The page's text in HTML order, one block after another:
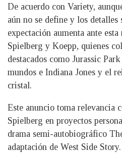
De acuerdo con Variety,
aún no se define y los
expectación aumenta ante
Spielberg y Koepp, quienes
destacados como Jurassic
mundos e Indiana Jones y el
cristal.
Este anuncio toma relevancia
Spielberg en proyectos
drama semi-autobiográfico
adaptación de West Side Story.